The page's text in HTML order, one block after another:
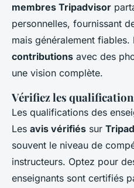
membres Tripadvisor
personnelles, fournissant
mais généralement fiables.
contributions avec des
une vision complète.
Vérifiez les
Les qualifications des
Les avis vérifiés sur
souvent le niveau de
instructeurs. Optez pour
enseignants sont certifiés